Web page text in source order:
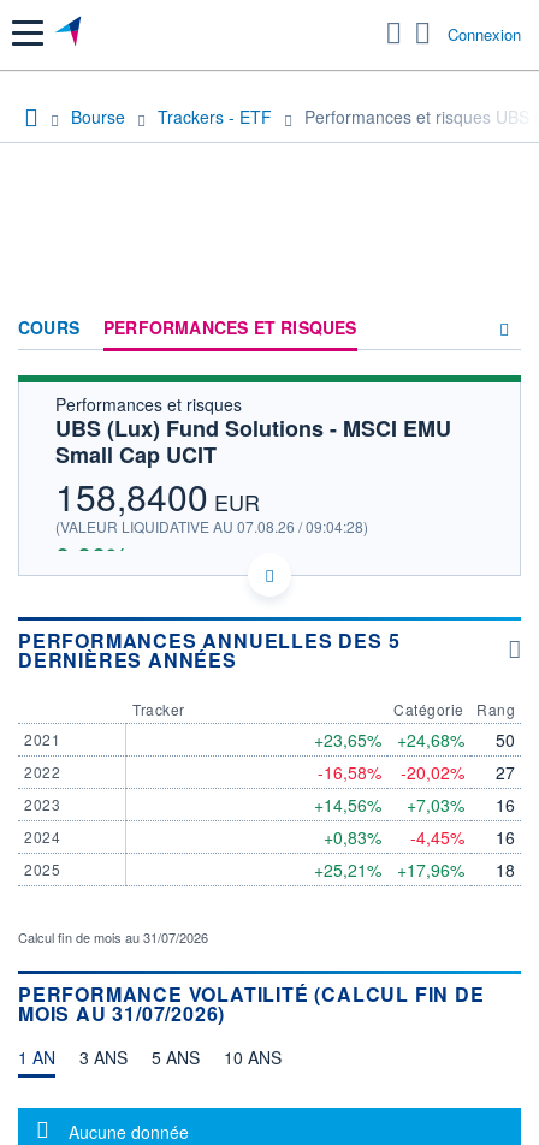
Menu Connexion
Bourse Trackers - ETF Performances et risques
COURS PERFORMANCES ET RISQUES
HISTORIQUE
Performances et risques
UBS (Lux) Fund Solutions - MSCI EMU
Small Cap UCIT
158,8400 EUR
(VALEUR LIQUIDATIVE AU 07.08.26 / 09:04:28)
0,00%
154.65
LU0671493277 - UBS Asset Management (Europe) S.A.
EURONEXT AMSTERDAM DONNÉES TEMPS DIFFÉRÉ
Politique d'exécution
04/08 05/08 06/08
160
158,8400
CLÔTURE VEILLE
158,8400
158,8400
0 07.08.26 / 09:04:28
PERFORMANCES ANNUELLES DES 5
DERNIÈRES ANNÉES
2021
2022
2023
2024
2025
Tracker
+23,65%
-16,58%
+14,56%
+0,83%
+25,21%
Catégorie
+24,68%
-20,02%
+7,03%
-4,45%
+17,96%
Rang
50
27
16
16
18
Calcul fin de mois au 31/07/2026
PERFORMANCE VOLATILITÉ (CALCUL FIN DE
MOIS AU 31/07/2026)
1 AN 3 ANS 5 ANS 10 ANS
Message d'information
Aucune donnée